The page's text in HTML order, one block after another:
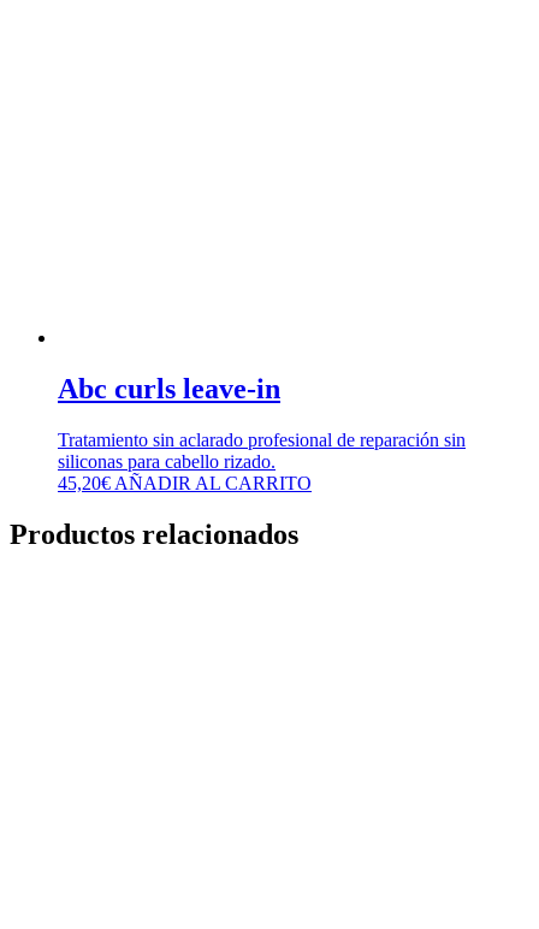
Abc curls leave-in
Tratamiento sin aclarado profesional de reparación sin
siliconas para cabello rizado.
45,20€ AÑADIR AL CARRITO
Productos relacionados